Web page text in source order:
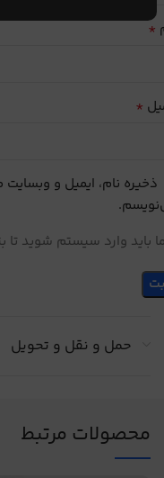
*
*
ذخیره نام، ایمیل و
باید وارد سیستم شوید تا
حمل و نقل و تحویل
محصولات مرتبط